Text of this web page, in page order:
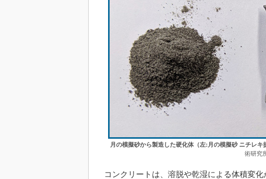
月の模擬砂から製造した硬化体（左:月の模擬砂 ニチレキ
術研究
コンクリートは、溶脱や乾湿による体積変